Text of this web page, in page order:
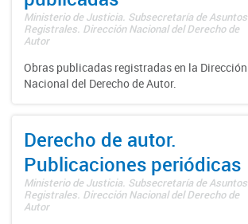
Ministerio de Justicia. Subsecretaría de Asuntos
Registrales. Dirección Nacional del Derecho de
Autor
Obras publicadas registradas en la Dirección
Nacional del Derecho de Autor.
Derecho de autor.
Publicaciones periódicas
Ministerio de Justicia. Subsecretaría de Asuntos
Registrales. Dirección Nacional del Derecho de
Autor